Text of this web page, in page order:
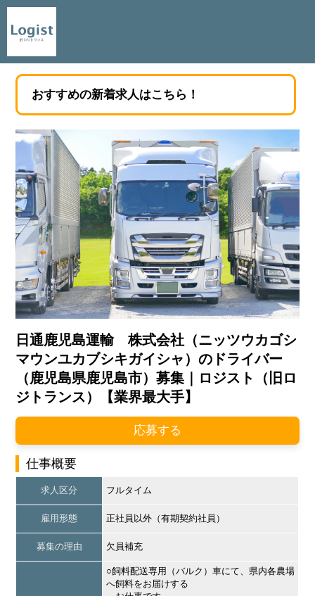
おすすめの新着求人はこちら！
日通鹿児島運輸 株式会社（ニッツウカゴシ
マウンユカブシキガイシャ）のドライバー
（鹿児島県鹿児島市）募集｜ロジスト（旧ロ
ジトランス）【業界最大手】
応募する
仕事概要
求人区分 フルタイム
雇用形態 正社員以外（有期契約社員）
募集の理由 欠員補充
○飼料配送専用（バルク）車にて、県内各農場
へ飼料をお届けする